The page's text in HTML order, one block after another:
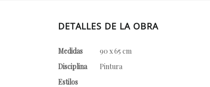
DETALLES DE LA OBRA
Medidas
90 x 65 cm
Disciplina
Pintura
Estilos